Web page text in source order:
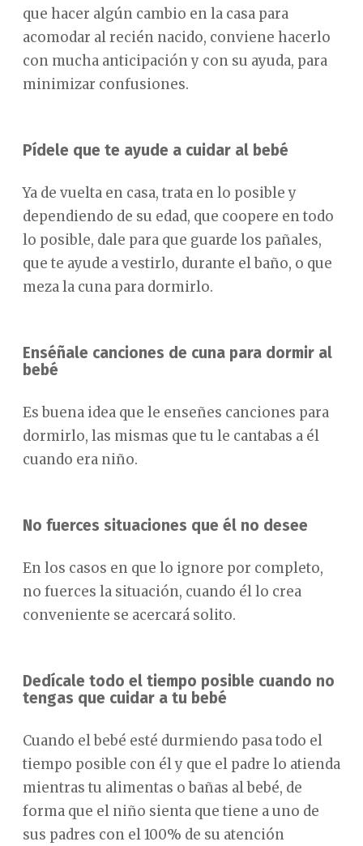
que hacer algún cambio en la casa para
acomodar al recién nacido, conviene hacerlo
con mucha anticipación y con su ayuda, para
minimizar confusiones.
Pídele que te ayude a cuidar al bebé
Ya de vuelta en casa, trata en lo posible y
dependiendo de su edad, que coopere en todo
lo posible, dale para que guarde los pañales,
que te ayude a vestirlo, durante el baño, o que
meza la cuna para dormirlo.
Enséñale canciones de cuna para dormir al
bebé
Es buena idea que le enseñes canciones para
dormirlo, las mismas que tu le cantabas a él
cuando era niño.
No fuerces situaciones que él no desee
En los casos en que lo ignore por completo,
no fuerces la situación, cuando él lo crea
conveniente se acercará solito.
Dedícale todo el tiempo posible cuando no
tengas que cuidar a tu bebé
Cuando el bebé esté durmiendo pasa todo el
tiempo posible con él y que el padre lo atienda
mientras tu alimentas o bañas al bebé, de
forma que el niño sienta que tiene a uno de
sus padres con el 100% de su atención